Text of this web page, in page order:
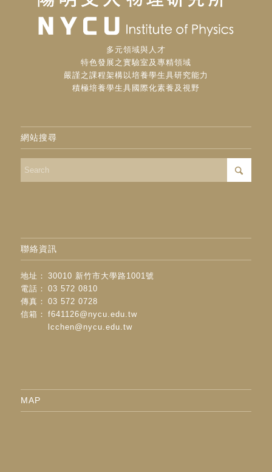
多元領域與人才
特色發展之實驗室及專精領域
嚴謹之課程架構以培養學生具研究能力
積極培養學生具國際化素養及視野
網站搜尋
聯絡資訊
地址：
30010 新竹市大學路1001號
電話：
03 572 0810
傳真：
03 572 0728
信箱：
f641126@nycu.edu.tw
lcchen@nycu.edu.tw
MAP